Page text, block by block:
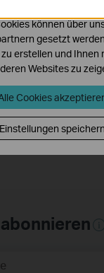
views
about
views
TP-Link-Produkt
views
können über
gesetzt
erstellen und Ihnen
Websites zu
Cookies
Einstellungen speichern